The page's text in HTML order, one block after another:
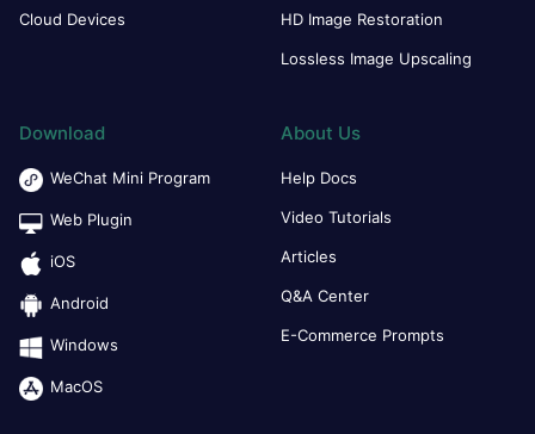
Cloud Devices HD Image Restoration
Lossless Image Upscaling
Download
WeChat Mini Program
Web Plugin
iOS
Android
Windows
MacOS
About Us
Help Docs
Video Tutorials
Articles
Q&A Center
E-Commerce Prompts